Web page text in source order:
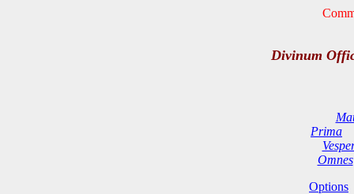
Divinum
Prima
Omnes
Options